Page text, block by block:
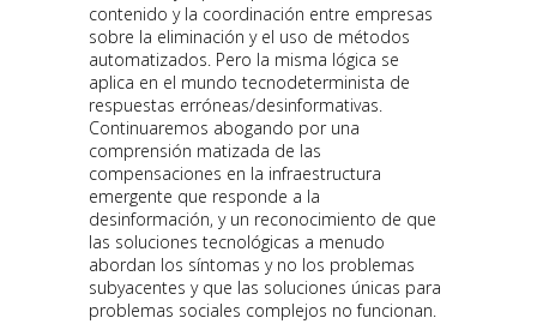
contenido y la coordinación entre empresas
sobre la eliminación y el uso de métodos
automatizados. Pero la misma lógica se
aplica en el mundo tecnodeterminista de
respuestas erróneas/desinformativas.
Continuaremos abogando por una
comprensión matizada de las
compensaciones en la infraestructura
emergente que responde a la
desinformación, y un reconocimiento de que
las soluciones tecnológicas a menudo
abordan los síntomas y no los problemas
subyacentes y que las soluciones únicas para
problemas sociales complejos no funcionan.